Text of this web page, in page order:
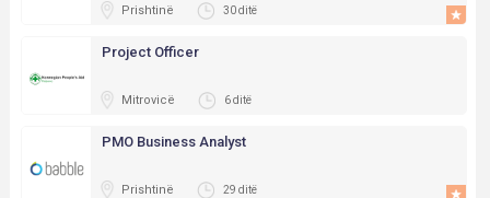
Prishtinë 30 ditë
Project Officer
Mitrovicë 6 ditë
PMO Business Analyst
Prishtinë 29 ditë